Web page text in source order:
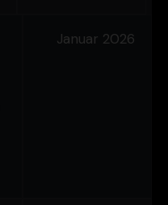
Januar 2026